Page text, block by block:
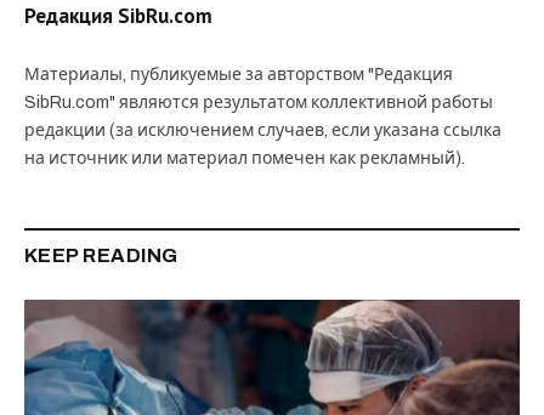
Редакция SibRu.com
Материалы, публикуемые за авторством "Редакция
SibRu.com" являются результатом коллективной работы
редакции (за исключением случаев, если указана ссылка
на источник или материал помечен как рекламный).
KEEP READING